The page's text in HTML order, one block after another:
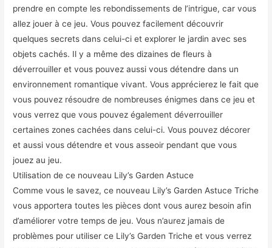
prendre en compte les rebondissements de l’intrigue, car vous
allez jouer à ce jeu. Vous pouvez facilement découvrir
quelques secrets dans celui-ci et explorer le jardin avec ses
objets cachés. Il y a même des dizaines de fleurs à
déverrouiller et vous pouvez aussi vous détendre dans un
environnement romantique vivant. Vous apprécierez le fait que
vous pouvez résoudre de nombreuses énigmes dans ce jeu et
vous verrez que vous pouvez également déverrouiller
certaines zones cachées dans celui-ci. Vous pouvez décorer
et aussi vous détendre et vous asseoir pendant que vous
jouez au jeu.
Utilisation de ce nouveau Lily’s Garden Astuce
Comme vous le savez, ce nouveau Lily’s Garden Astuce Triche
vous apportera toutes les pièces dont vous aurez besoin afin
d’améliorer votre temps de jeu. Vous n’aurez jamais de
problèmes pour utiliser ce Lily’s Garden Triche et vous verrez